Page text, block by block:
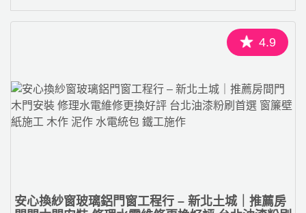
4.9
安心換紗窗玻璃鋁門窗工程行 – 新北土城｜推薦房